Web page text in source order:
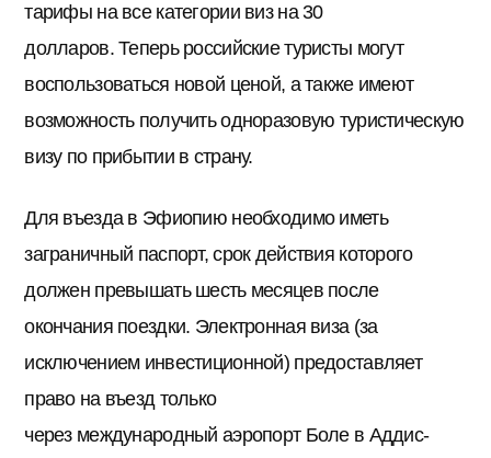
тарифы на все категории виз на 30
долларов. Теперь российские туристы могут
воспользоваться новой ценой, а также имеют
возможность получить одноразовую туристическую
визу по прибытии в страну.
Для въезда в Эфиопию необходимо иметь
заграничный паспорт, срок действия которого
должен превышать шесть месяцев после
окончания поездки. Электронная виза (за
исключением инвестиционной) предоставляет
право на въезд только
через международный аэропорт Боле в Аддис-